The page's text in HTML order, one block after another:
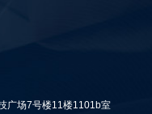
广场7号楼11楼1101b室